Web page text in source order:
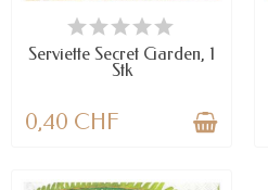
VERFÜGBAR
Serviette Secret Garden, 1
Stk
0,40 CHF